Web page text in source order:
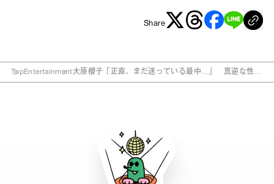
Share
TopEntertainment大原櫻子「正直、まだ迷っている最中…」 真逆な性格